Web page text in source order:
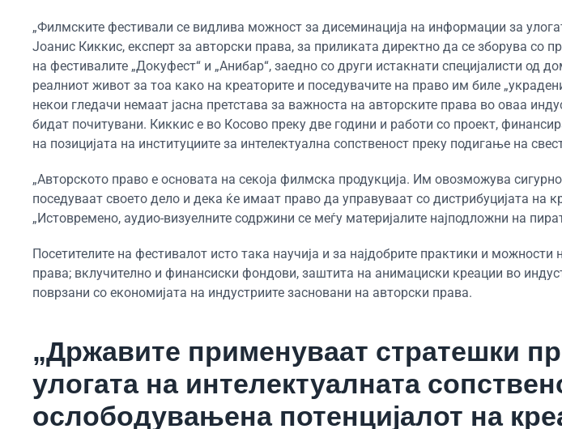
„Филмските фестивали се видлива можност за дисеминација на информации за
Јоанис Киккис, експерт за авторски права, за приликата директно да се зборува со
на фестивалите „Докуфест“ и „Анибар“, заедно со други истакнати специјалисти од
реалниот живот за тоа како на креаторите и поседувачите на право им биле
некои гледачи немаат јасна претстава за важноста на авторските права во оваа
бидат почитувани. Киккис е во Косово преку две години и работи со проект,
на позицијата на институциите за интелектуална сопственост преку подигање на
„Авторското право е основата на секоја филмска продукција. Им овозможува
поседуваат своето дело и дека ќе имаат право да управуваат со дистрибуцијата на
„Истовремено, аудио-визуелните содржини се меѓу материјалите најподложни на
Посетителите на фестивалот исто така научија и за најдобрите практики и можности
права; вклучително и финансиски фондови, заштита на анимациски креации во
поврзани со економијата на индустриите засновани на авторски права.
„Државите применуваат стратешки
улогата на интелектуалната
ослободувањена потенцијалот на